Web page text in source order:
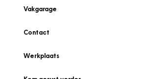
Vakgarage
Contact
Werkplaats